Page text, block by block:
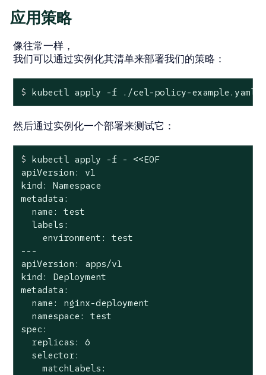
应用策略
像往常一样，
我们可以通过实例化其清单来部署我们的策略：
$ kubectl apply -f ./cel-policy-example.yaml
然后通过实例化一个部署来测试它：
$ kubectl apply -f - <<EOF
apiVersion: v1
kind: Namespace
metadata:
  name: test
  labels:
    environment: test
---
apiVersion: apps/v1
kind: Deployment
metadata:
  name: nginx-deployment
  namespace: test
spec:
  replicas: 6
  selector:
    matchLabels: